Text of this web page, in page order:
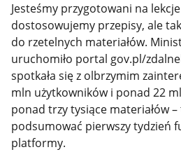
Jesteśmy przygotowani na
dostosowujemy przepisy, ale
do rzetelnych materiałów.
uruchomiło portal gov.pl/
spotkała się z olbrzymim
mln użytkowników i ponad 22
ponad trzy tysiące materiałów
podsumować pierwszy tydzień
platformy.